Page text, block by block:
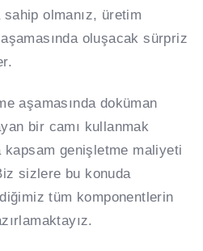
olmanız, üretim
oluşacak sürpriz
aşamasında doküman
bir camı kullanmak
genişletme maliyeti
sizlere bu konuda
tüm komponentlerin